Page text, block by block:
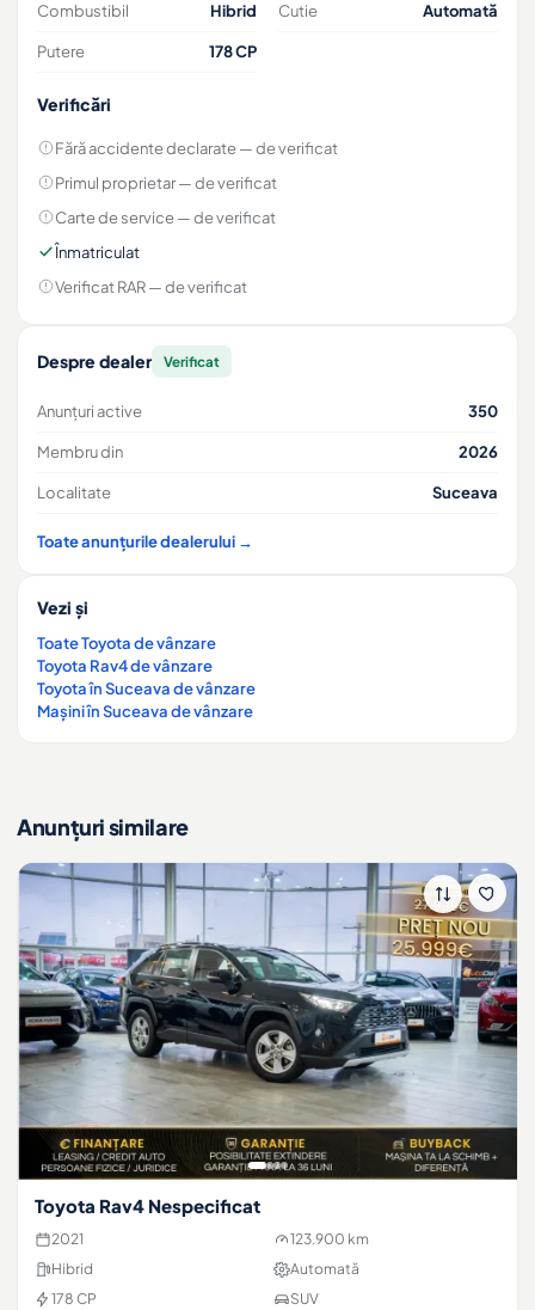
Combustibil Hibrid Cutie Automată
Putere 178 CP
Verificări
Fără accidente declarate— de verificat
Primul proprietar— de verificat
Carte de service— de verificat
Înmatriculat
Verificat RAR— de verificat
Despre dealer Verificat
Anunțuri active 350
Membru din 2026
Localitate Suceava
Toate anunțurile dealerului →
Vezi și
Toate Toyota de vânzare
Toyota Rav4 de vânzare
Toyota în Suceava de vânzare
Mașini în Suceava de vânzare
Anunțuri similare
Toyota Rav4 Nespecificat
2021
123.900 km
Hibrid
Automată
178 CP
SUV